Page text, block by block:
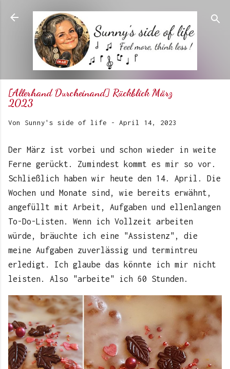
Direkt zum Hauptbereich
[Allerhand Durcheinand] Rückblick März
2023
Von Sunny's side of life - April 14, 2023
Der März ist vorbei und schon wieder in weite
Ferne gerückt. Zumindest kommt es mir so vor.
Schließlich haben wir heute den 14. April. Die
Wochen und Monate sind, wie bereits erwähnt,
angefüllt mit Arbeit, Aufgaben und ellenlangen
To-Do-Listen. Wenn ich Vollzeit arbeiten
würde, bräuchte ich eine "Assistenz", die
meine Aufgaben zuverlässig und termintreu
erledigt. Ich glaube das könnte ich mir nicht
leisten. Also "arbeite" ich 60 Stunden.